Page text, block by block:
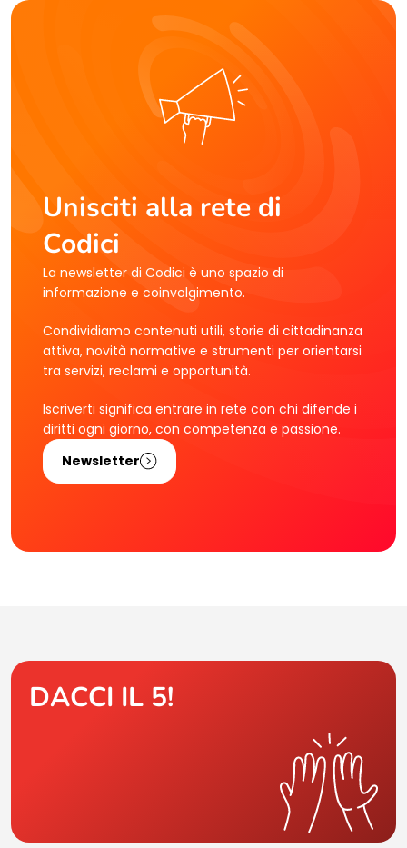
Unisciti alla rete di
Codici
La newsletter di Codici è uno spazio di
informazione e coinvolgimento.
Condividiamo contenuti utili, storie di cittadinanza
attiva, novità normative e strumenti per orientarsi
tra servizi, reclami e opportunità.
Iscriverti significa entrare in rete con chi difende i
diritti ogni giorno, con competenza e passione.
Newsletter
DACCI IL 5!